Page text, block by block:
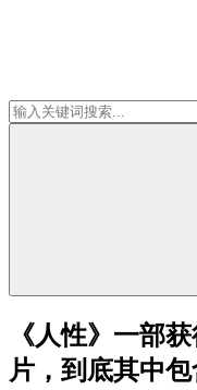
《人性》一部
片，到底其中